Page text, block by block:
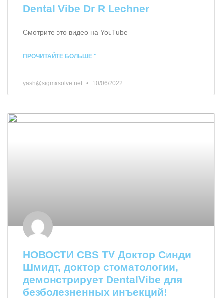
Dental Vibe Dr R Lechner
Смотрите это видео на YouTube
ПРОЧИТАЙТЕ БОЛЬШЕ "
yash@sigmasolve.net 10/06/2022
НОВОСТИ CBS TV Доктор Синди
Шмидт, доктор стоматологии,
демонстрирует DentalVibe для
безболезненных инъекций!